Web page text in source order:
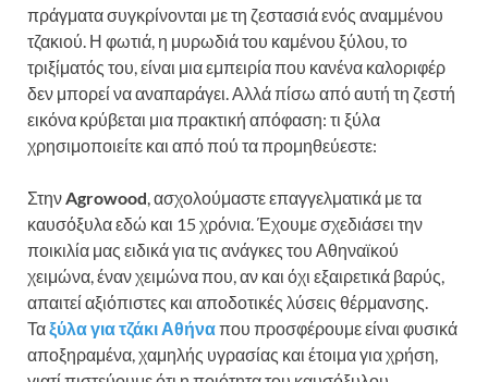
πράγματα συγκρίνονται με τη ζεστασιά ενός αναμμένου
τζακιού. Η φωτιά, η μυρωδιά του καμένου ξύλου, το
τριξίματός του, είναι μια εμπειρία που κανένα καλοριφέρ
δεν μπορεί να αναπαράγει. Αλλά πίσω από αυτή τη ζεστή
εικόνα κρύβεται μια πρακτική απόφαση: τι ξύλα
χρησιμοποιείτε και από πού τα προμηθεύεστε:
Στην Agrowood , ασχολούμαστε επαγγελματικά με τα
καυσόξυλα εδώ και 15 χρόνια. Έχουμε σχεδιάσει την
ποικιλία μας ειδικά για τις ανάγκες του Αθηναϊκού
χειμώνα, έναν χειμώνα που, αν και όχι εξαιρετικά βαρύς,
απαιτεί αξιόπιστες και αποδοτικές λύσεις θέρμανσης.
Ταξύλα για τζάκι Αθήναπου προσφέρουμε είναι φυσικά
αποξηραμένα, χαμηλής υγρασίας και έτοιμα για χρήση,